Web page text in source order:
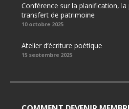
Conférence sur la planification,
transfert de patrimoine
10 octobre 2025
Atelier d’écriture poétique
15 septembre 2025